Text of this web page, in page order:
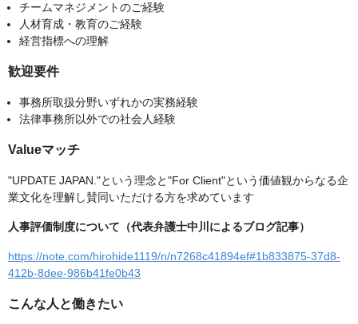
チームマネジメントのご経験
人材育成・教育のご経験
経営指標への理解
歓迎要件
事務所取扱分野いずれかの実務経験
法律事務所以外での社会人経験
Valueマッチ
"UPDATE JAPAN."という理念と"For Client"という価値観からなる企
業文化を理解し賛同いただける方を求めています
人事評価制度について（代表弁護士中川によるブログ記事）
https://note.com/hirohide1119/n/n7268c41894ef#1b833875-37d8-
412b-8dee-986b41fe0b43
こんな人と働きたい